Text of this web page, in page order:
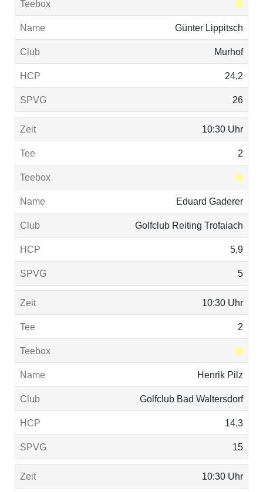
Günter Lippitsch
Murhof
24,2
26
10:30 Uhr
2
Eduard Gaderer
Golfclub Reiting Trofaiach
5,9
5
10:30 Uhr
2
Henrik Pilz
Golfclub Bad Waltersdorf
14,3
15
10:30 Uhr